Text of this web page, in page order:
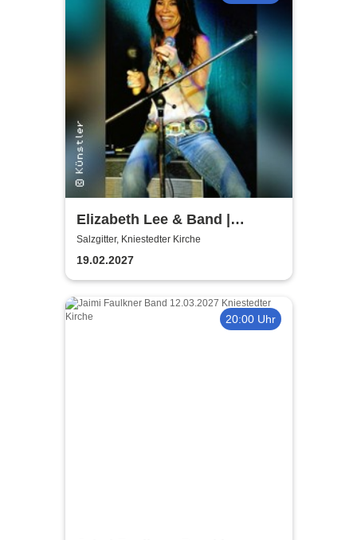
Elizabeth Lee & Band |
Kniestedter Kirche
Salzgitter, Kniestedter Kirche
19.02.2027
20:00 Uhr